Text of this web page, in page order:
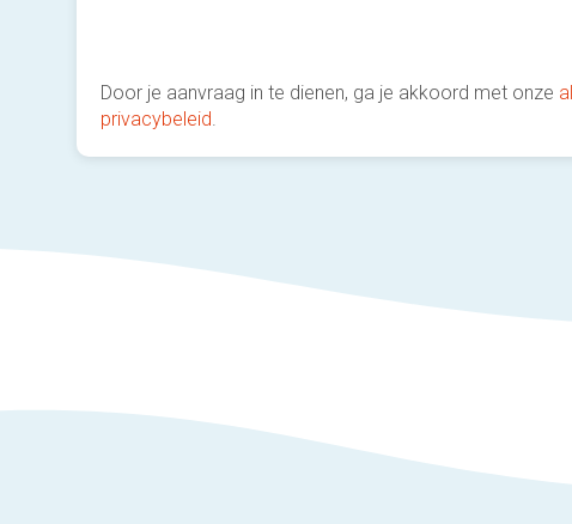
Door je aanvraag in te dienen, ga je akkoord met onze
privacybeleid.